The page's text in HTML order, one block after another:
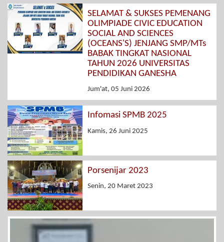
SELAMAT & SUKSES PEMENANG
OLIMPIADE CIVIC EDUCATION
SOCIAL AND SCIENCES
(OCEANS'S) JENJANG SMP/MTs
BABAK TINGKAT NASIONAL
TAHUN 2026 UNIVERSITAS
PENDIDIKAN GANESHA
Jum'at, 05 Juni 2026
Infomasi SPMB 2025
Kamis, 26 Juni 2025
Porsenijar 2023
Senin, 20 Maret 2023